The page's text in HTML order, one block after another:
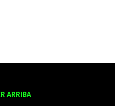
ARRIBA